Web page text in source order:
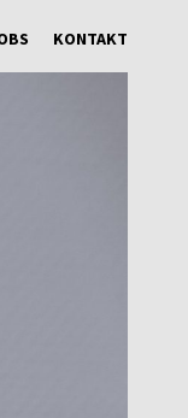
KONTAKT